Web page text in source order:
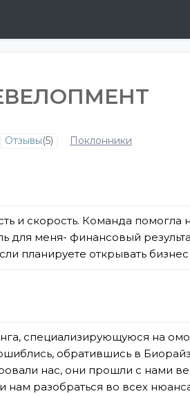
Отзывы(5) Поклонники
и скорость. Команда
для меня- финансовый
планируете открывать
специализирующуюся на
обратившись в
нас, они прошли с нами
нам разобраться во всех